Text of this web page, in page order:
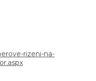
rizeni-na-